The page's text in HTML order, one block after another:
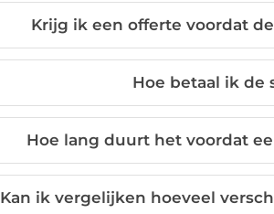
Krijg ik een offerte voordat
Hoe betaal ik de
Hoe lang duurt het voordat
Kan ik vergelijken hoeveel